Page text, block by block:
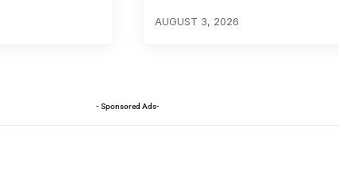
AUGUST 3, 2026
- Sponsored Ads-